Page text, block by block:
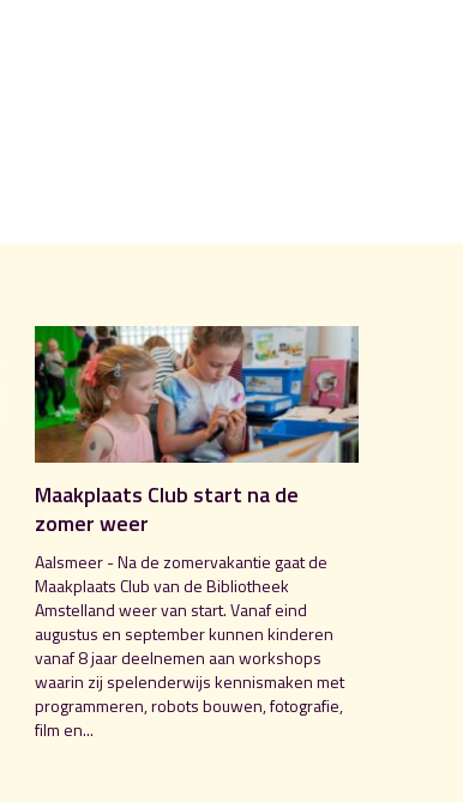
Maakplaats Club start na de
zomer weer
Aalsmeer - Na de zomervakantie gaat de
Maakplaats Club van de Bibliotheek
Amstelland weer van start. Vanaf eind
augustus en september kunnen kinderen
vanaf 8 jaar deelnemen aan workshops
waarin zij spelenderwijs kennismaken met
programmeren, robots bouwen, fotografie,
film en...